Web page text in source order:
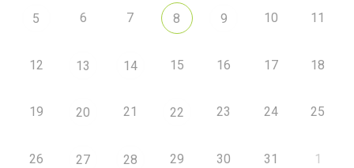
5 6 7 8 9 10 11
12 13 14 15 16 17 18
19 20 21 22 23 24 25
26 27 28 29 30 31 1